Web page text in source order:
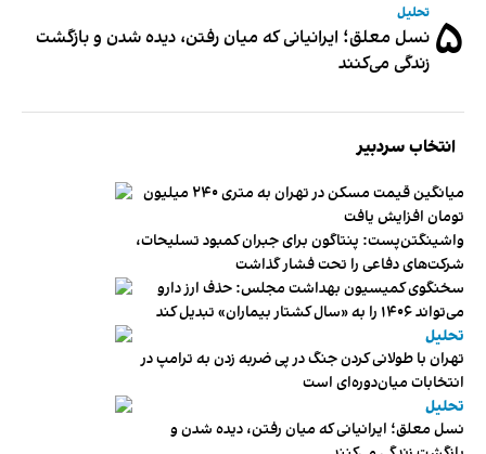
۵ تحلیل
نسل معلق؛ ایرانیانی که میان رفتن، دیده شدن و بازگشت
زندگی می‌کنند
انتخاب سردبیر
میانگین قیمت مسکن در تهران به متری ۲۴۰ میلیون
تومان افزایش یافت
واشینگتن‌پست: پنتاگون برای جبران کمبود تسلیحات،
شرکت‌های دفاعی را تحت فشار گذاشت
سخنگوی کمیسیون بهداشت مجلس: حذف ارز دارو
می‌تواند ۱۴۰۶ را به «سال کشتار بیماران» تبدیل کند
تحلیل
تهران با طولانی کردن جنگ در پی ضربه زدن به ترامپ در
انتخابات میان‌دوره‌ای است
تحلیل
نسل معلق؛ ایرانیانی که میان رفتن، دیده شدن و